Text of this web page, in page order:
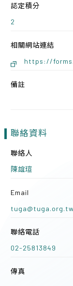
認定積分
2
相關網站連結
https://
備註
聯絡資料
聯絡人
陳誼瑄
Email
tuga@tuga.org.tw
聯絡電話
02-25813849
傳真